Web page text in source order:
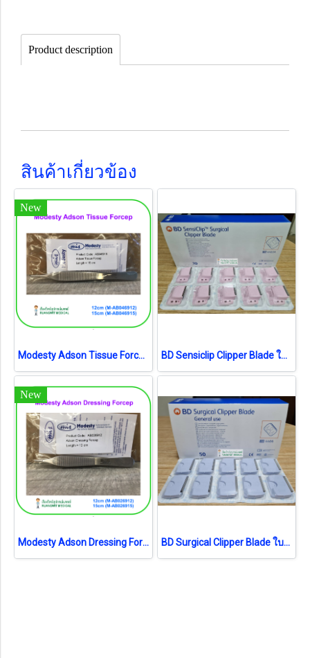
Product description
สินค้าเกี่ยวข้อง
New
Modesty Adson Tissue Forcep (เยอรมัน) BD Sensiclip Clipper Blade ใบมีดอ่อนโยน (4430A) (1ชิ้น) (exp 05-2025)
New
Modesty Adson Dressing Forcep (เยอรมัน) BD Surgical Clipper Blade ใบมีด (4406) (1 ชิ้น) (exp 04-2026)